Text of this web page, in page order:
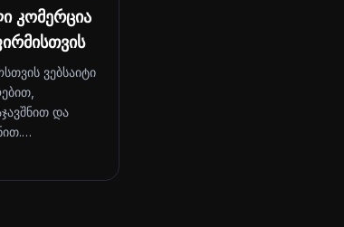
კომერცია
ვებსაიტი
და